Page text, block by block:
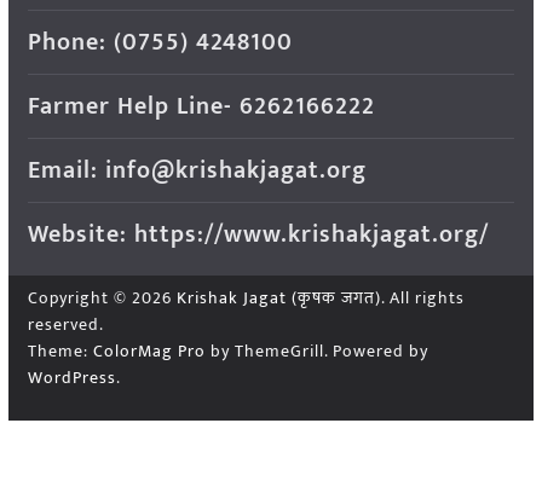
Phone: (0755) 4248100
Farmer Help Line- 6262166222
Email: info@krishakjagat.org
Website: https://www.krishakjagat.org/
Copyright © 2026 Krishak Jagat (कृषक जगत). All rights
reserved.
Theme: ColorMag Pro by ThemeGrill. Powered by
WordPress.